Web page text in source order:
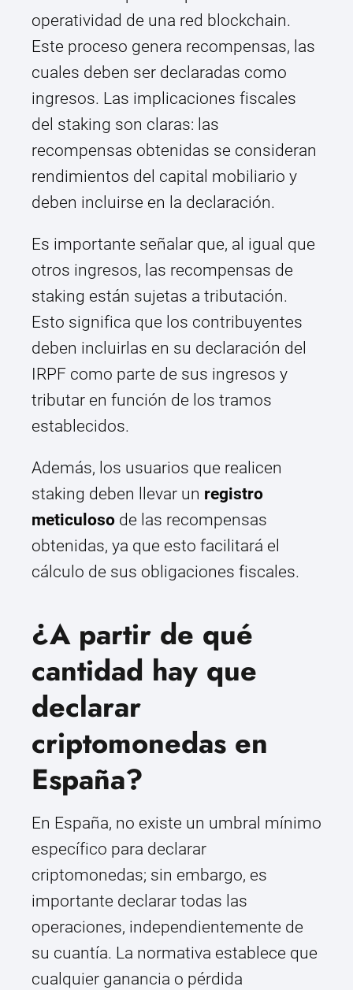
operatividad de una red blockchain.
Este proceso genera recompensas, las
cuales deben ser declaradas como
ingresos. Las implicaciones fiscales
del staking son claras: las
recompensas obtenidas se consideran
rendimientos del capital mobiliario y
deben incluirse en la declaración.
Es importante señalar que, al igual que
otros ingresos, las recompensas de
staking están sujetas a tributación.
Esto significa que los contribuyentes
deben incluirlas en su declaración del
IRPF como parte de sus ingresos y
tributar en función de los tramos
establecidos.
Además, los usuarios que realicen
staking deben llevar un registro
meticuloso de las recompensas
obtenidas, ya que esto facilitará el
cálculo de sus obligaciones fiscales.
¿A partir de qué
cantidad hay que
declarar
criptomonedas en
España?
En España, no existe un umbral mínimo
específico para declarar
criptomonedas; sin embargo, es
importante declarar todas las
operaciones, independientemente de
su cuantía. La normativa establece que
cualquier ganancia o pérdida